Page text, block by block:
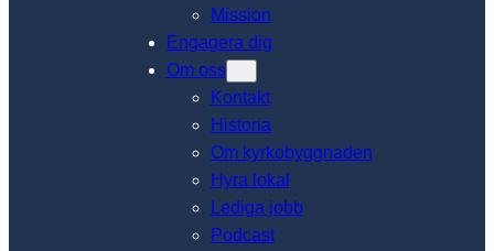
Mission
Engagera dig
Om oss
Kontakt
Historia
Om kyrkobyggnaden
Hyra lokal
Lediga jobb
Podcast